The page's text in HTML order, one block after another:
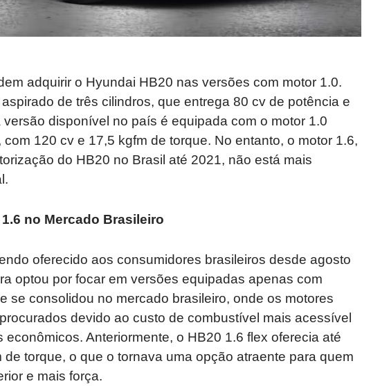
adquirir o Hyundai HB20 nas versões com motor 1.0.
de três cilindros, que entrega 80 cv de potência e
disponível no país é equipada com o motor 1.0
120 cv e 17,5 kgfm de torque. No entanto, o motor 1.6,
do HB20 no Brasil até 2021, não está mais
no Mercado Brasileiro
oferecido aos consumidores brasileiros desde agosto
optou por focar em versões equipadas apenas com
se consolidou no mercado brasileiro, onde os motores
devido ao custo de combustível mais acessível
Anteriormente, o HB20 1.6 flex oferecia até
torque, o que o tornava uma opção atraente para quem
e mais força.